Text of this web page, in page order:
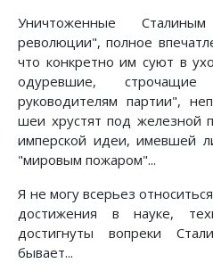
Уничтоженные
революции", полное
что конкретно им суют в
одуревшие,
руководителям партии",
шеи хрустят под железной
имперской идеи, имевшей
"мировым пожаром"...
Я не могу всерьез
достижения в науке,
достигнуты вопреки
бывает...